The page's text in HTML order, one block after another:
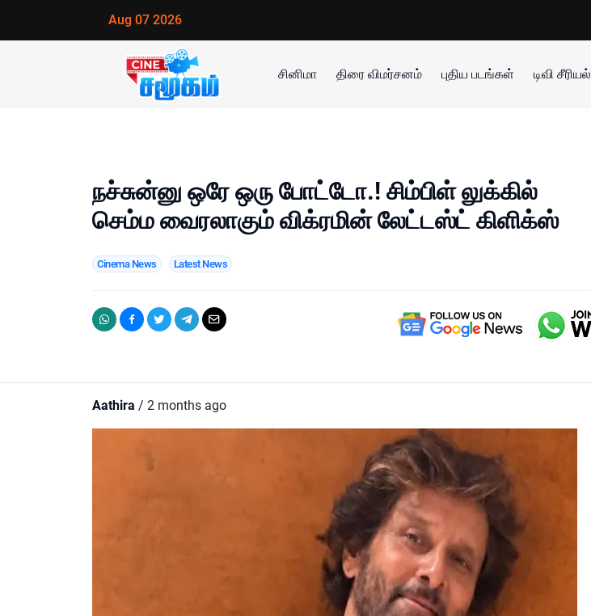
Aug 07 2026
சினிமா திரை விமர்சனம் புதிய படங்கள் டிவி சீரியல்
நச்சுன்னு ஒரே ஒரு போட்டோ.! சிம்பிள் லுக்கில்
செம்ம வைரலாகும் விக்ரமின் லேட்டஸ்ட் கிளிக்ஸ்
Cinema News Latest News
Aathira / 2 months ago